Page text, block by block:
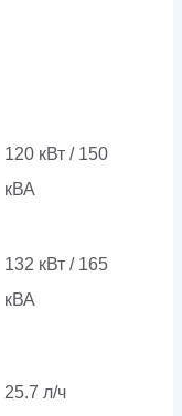
120 кВт / 150
кВА
132 кВт / 165
кВА
25.7 л/ч